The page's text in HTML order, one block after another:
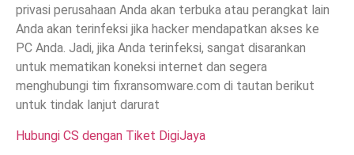
privasi perusahaan Anda akan terbuka atau perangkat lain
Anda akan terinfeksi jika hacker mendapatkan akses ke
PC Anda. Jadi, jika Anda terinfeksi, sangat disarankan
untuk mematikan koneksi internet dan segera
menghubungi tim fixransomware.com di tautan berikut
untuk tindak lanjut darurat
Hubungi CS dengan Tiket DigiJaya